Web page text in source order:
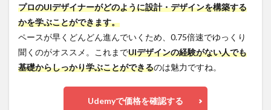
プロのUIデザイナーがどのように設計・デザインを構築する
かを学ぶことができます。
ペースが早くどんどん進んでいくため、0.75倍速でゆっくり
聞くのがオススメ。これまでUIデザインの経験がない人でも
基礎からしっかり学ぶことができるのは魅力ですね。
Udemyで価格を確認する